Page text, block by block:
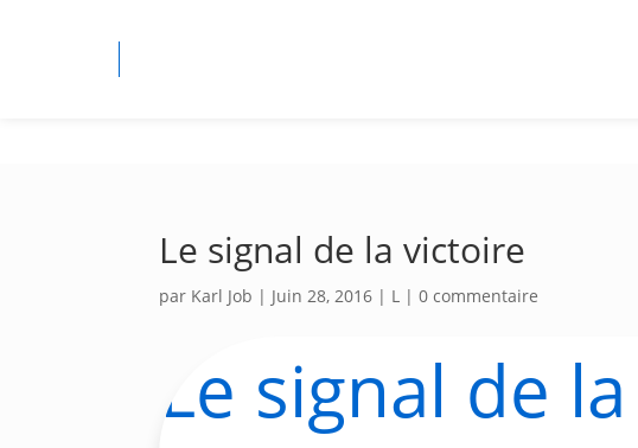
Le signal de la victoire
par Karl Job | Juin 28, 2016 | L |0 commentaire
Le signal de